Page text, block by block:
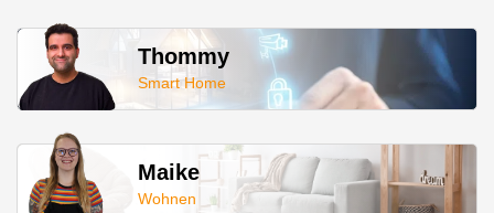
Thommy
Smart Home
Maike
Wohnen